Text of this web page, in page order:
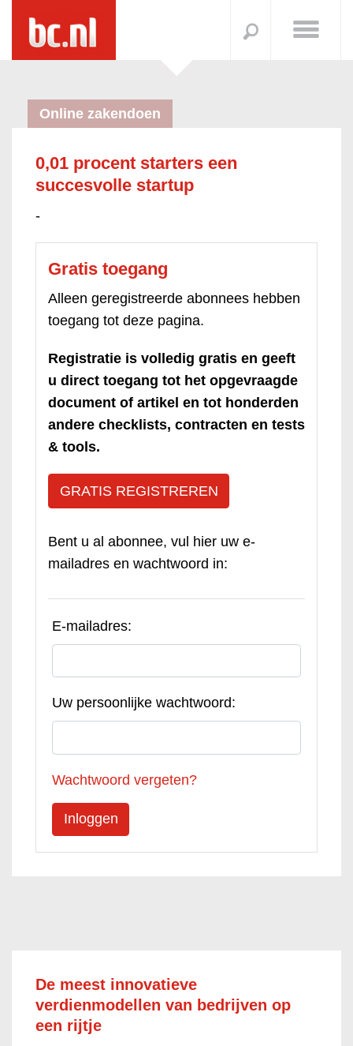
Online zakendoen
0,01 procent starters een
succesvolle startup
-
Gratis toegang
Alleen geregistreerde abonnees hebben
toegang tot deze pagina.
Registratie is volledig gratis en geeft
u direct toegang tot het opgevraagde
document of artikel en tot honderden
andere checklists, contracten en tests
& tools.
GRATIS REGISTREREN
Bent u al abonnee, vul hier uw e-
mailadres en wachtwoord in:
E-mailadres:
Uw persoonlijke wachtwoord:
Wachtwoord vergeten?
De meest innovatieve
verdienmodellen van bedrijven op
een rijtje